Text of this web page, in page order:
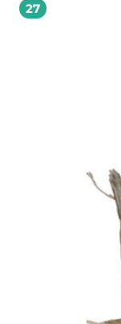
Dobre życie jest
duchowym,
szczęśliwą.
przede wszystkim
taką potrzebę. Nie
piękna kobieto! My,
troskach i
nowo. Otulać się
kiedy jesteśmy
mamy wspólne cele,
Wszyscy
on totalną wolność
każdej chwili. To
Pruchniewicz, We & Waste Booknieci.pl: Aleksandra Nawój:
swoich błędów, a nie cudzych Kobieta.interia.pl: Straty
Psychologiaprzykawie.pl: Generator
27